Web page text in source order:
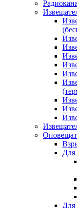
Для
Для